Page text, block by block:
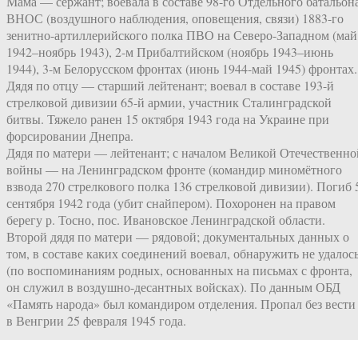
ВНОС (воздушного наблюдения, оповещения, связи) 1883-го
зенитно-артиллерийского полка ПВО на Северо-Западном (май
1942–ноябрь 1943), 2-м Прибалтийском (ноябрь 1943–июнь
1944), 3-м Белорусском фронтах (июнь 1944-май 1945) фронтах.
Дядя по отцу — старший лейтенант; воевал в составе 193-й
стрелковой дивизии 65-й армии, участник Сталинградской
битвы. Тяжело ранен 15 октября 1943 года на Украине при
форсировании Днепра.
Дядя по матери — лейтенант; с началом Великой
войны — на Ленинградском фронте (командир миномётного
взвода 270 стрелкового полка 136 стрелковой дивизии). Погиб
сентября 1942 года (убит снайпером). Похоронен на правом
берегу р. Тосно, пос. Ивановское Ленинградской области.
Второй дядя по матери — рядовой; документальных данных о
том, в составе каких соединений воевал, обнаружить не
(по воспоминаниям родных, основанных на письмах с фронта,
он служил в воздушно-десантных войсках). По данным ОБД
«Память народа» был командиром отделения. Пропал без вести
в Венгрии 25 февраля 1945 года.